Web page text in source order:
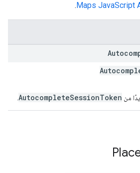
.
من AutocompleteSessionToken
.